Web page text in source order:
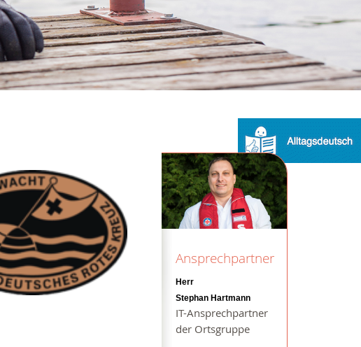
Ansprechpartner
Herr
Stephan Hartmann
IT-Ansprechpartner
der Ortsgruppe